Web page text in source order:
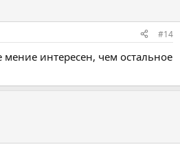
#14
мение интересен, чем остальное